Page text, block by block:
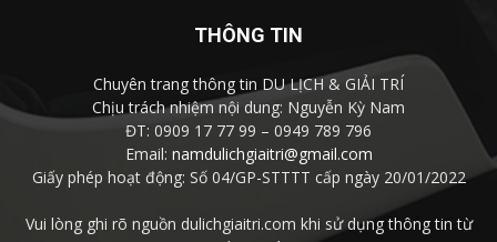
THÔNG TIN
Chuyên trang thông tin DU LỊCH & GIẢI TRÍ
Chịu trách nhiệm nội dung: Nguyễn Kỳ Nam
ĐT: 0909 17 77 99 – 0949 789 796
Email: namdulichgiaitri@gmail.com
Giấy phép hoạt động: Số 04/GP-STTTT cấp ngày 20/01/2022
Vui lòng ghi rõ nguồn dulichgiaitri.com khi sử dụng thông tin từ